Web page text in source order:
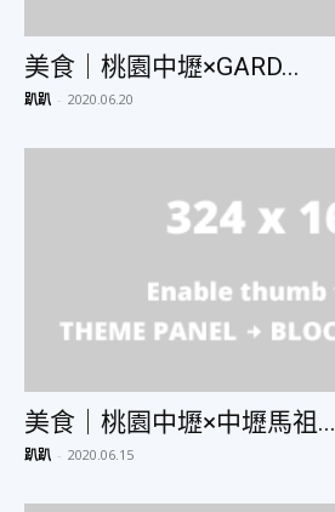
美食｜桃園中壢×GARD...
趴趴 - 2020.06.20
美食｜桃園中壢×中壢馬祖...
趴趴 - 2020.06.15